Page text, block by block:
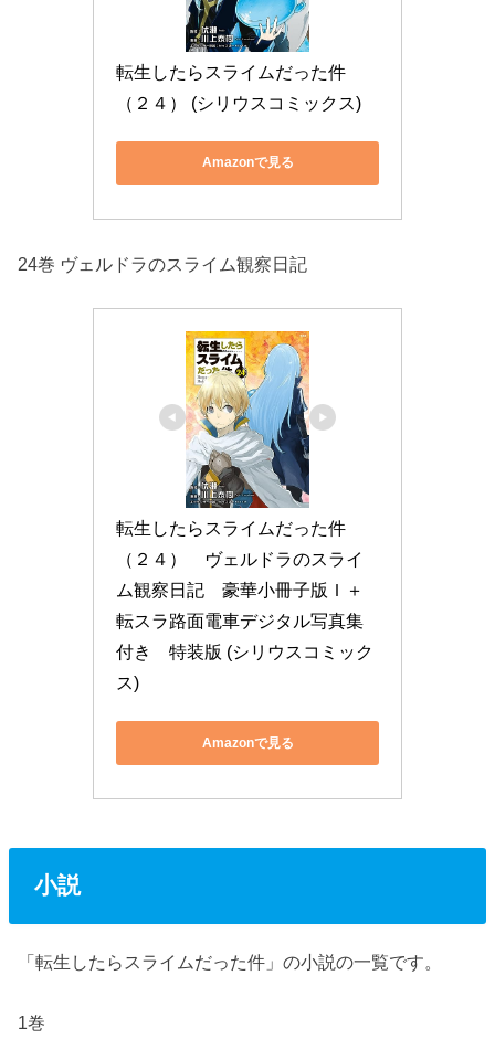
転生したらスライムだった件
（２４） (シリウスコミックス)
Amazonで見る
24巻 ヴェルドラのスライム観察日記
転生したらスライムだった件
（２４）　ヴェルドラのスライ
ム観察日記　豪華小冊子版Ｉ＋
転スラ路面電車デジタル写真集
付き　特装版 (シリウスコミック
ス)
Amazonで見る
小説
「転生したらスライムだった件」の小説の一覧です。
1巻